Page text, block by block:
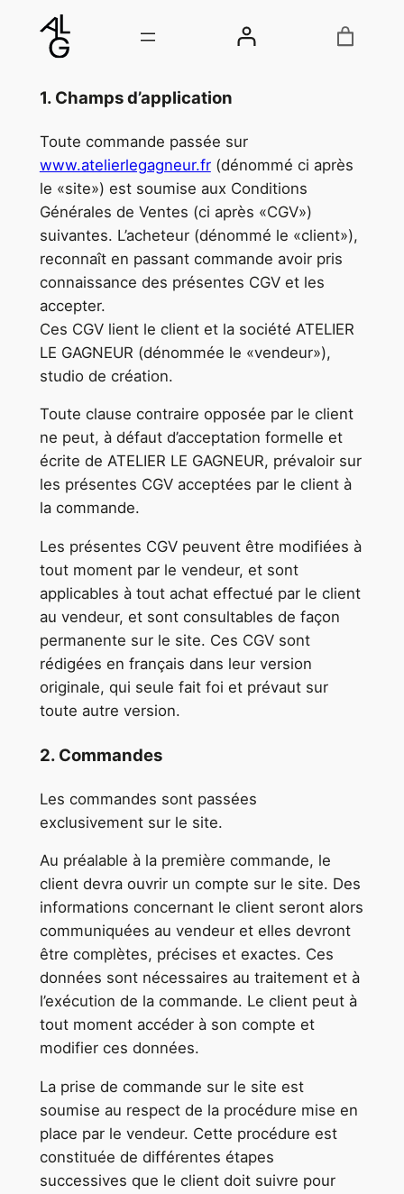
1. Champs d’application
Toute commande passée sur
www.atelierlegagneur.fr(dénommé ci après
le «site») est soumise aux Conditions
Générales de Ventes (ci après «CGV»)
suivantes. L’acheteur (dénommé le «client»),
reconnaît en passant commande avoir pris
connaissance des présentes CGV et les
accepter.
Ces CGV lient le client et la société ATELIER
LE GAGNEUR (dénommée le «vendeur»),
studio de création.
Toute clause contraire opposée par le client
ne peut, à défaut d’acceptation formelle et
écrite de ATELIER LE GAGNEUR, prévaloir sur
les présentes CGV acceptées par le client à
la commande.
Les présentes CGV peuvent être modifiées à
tout moment par le vendeur, et sont
applicables à tout achat effectué par le client
au vendeur, et sont consultables de façon
permanente sur le site. Ces CGV sont
rédigées en français dans leur version
originale, qui seule fait foi et prévaut sur
toute autre version.
2. Commandes
Les commandes sont passées
exclusivement sur le site.
Au préalable à la première commande, le
client devra ouvrir un compte sur le site. Des
informations concernant le client seront alors
communiquées au vendeur et elles devront
être complètes, précises et exactes. Ces
données sont nécessaires au traitement et à
l’exécution de la commande. Le client peut à
tout moment accéder à son compte et
modifier ces données.
La prise de commande sur le site est
soumise au respect de la procédure mise en
place par le vendeur. Cette procédure est
constituée de différentes étapes
successives que le client doit suivre pour